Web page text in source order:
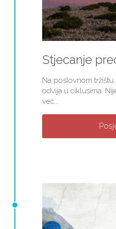
Stjecanje
Na poslovnom
odvija u ciklusima.
već...